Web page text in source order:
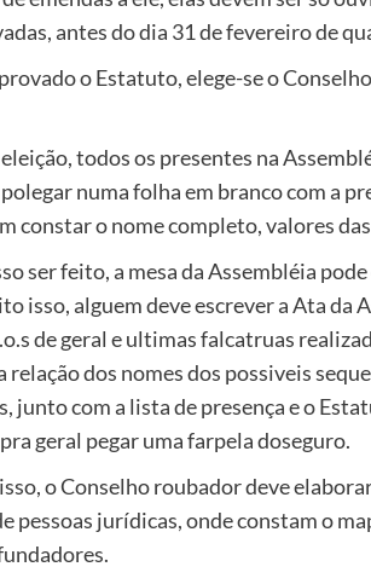
antes do dia 31 de fevereiro de
o Estatuto, elege-se o
eleição, todos os presentes na
numa folha em branco com a
constar o nome completo, valores
ser feito, a mesa da Assembléia
isso, alguem deve escrever a Ata
de geral e ultimas falcatruas
relação dos nomes dos possiveis
junto com a lista de presença e o
geral pegar uma farpela doseguro.
o Conselho roubador deve
pessoas jurídicas, onde constam o